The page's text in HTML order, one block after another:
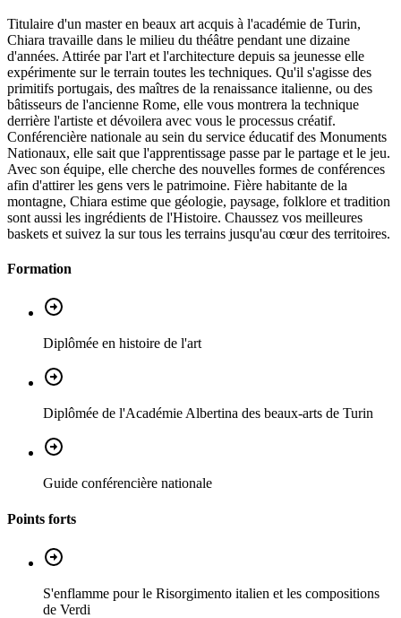
Titulaire d'un master en beaux art acquis à l'académie de Turin,
Chiara travaille dans le milieu du théâtre pendant une dizaine
d'années. Attirée par l'art et l'architecture depuis sa jeunesse elle
expérimente sur le terrain toutes les techniques. Qu'il s'agisse des
primitifs portugais, des maîtres de la renaissance italienne, ou des
bâtisseurs de l'ancienne Rome, elle vous montrera la technique
derrière l'artiste et dévoilera avec vous le processus créatif.
Conférencière nationale au sein du service éducatif des Monuments
Nationaux, elle sait que l'apprentissage passe par le partage et le jeu.
Avec son équipe, elle cherche des nouvelles formes de conférences
afin d'attirer les gens vers le patrimoine. Fière habitante de la
montagne, Chiara estime que géologie, paysage, folklore et tradition
sont aussi les ingrédients de l'Histoire. Chaussez vos meilleures
baskets et suivez la sur tous les terrains jusqu'au cœur des territoires.
Formation
Diplômée en histoire de l'art
Diplômée de l'Académie Albertina des beaux-arts de Turin
Guide conférencière nationale
Points forts
S'enflamme pour le Risorgimento italien et les compositions
de Verdi